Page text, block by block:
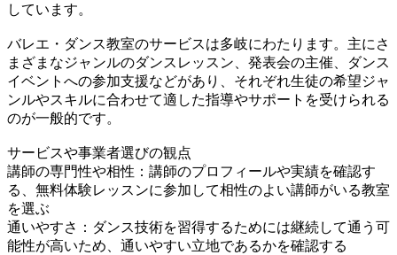
しています。
バレエ・ダンス教室のサービスは多岐にわたります。主にさ
まざまなジャンルのダンスレッスン、発表会の主催、ダンス
イベントへの参加支援などがあり、それぞれ生徒の希望ジャ
ンルやスキルに合わせて適した指導やサポートを受けられる
のが一般的です。
サービスや事業者選びの観点
講師の専門性や相性：講師のプロフィールや実績を確認す
る、無料体験レッスンに参加して相性のよい講師がいる教室
を選ぶ
通いやすさ：ダンス技術を習得するためには継続して通う可
能性が高いため、通いやすい立地であるかを確認する